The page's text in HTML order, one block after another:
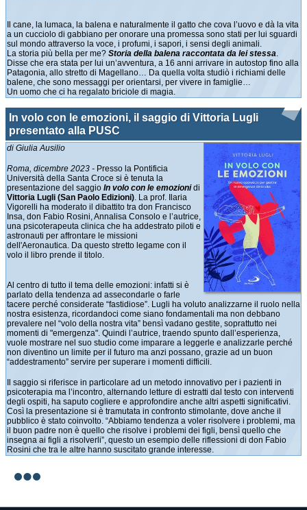
Il cane, la lumaca, la balena e naturalmente il gatto che cova l’uovo e dà la vita
a un cucciolo di gabbiano per onorare una promessa sono stati per lui sguardi
sul mondo attraverso la voce, i profumi, i sapori, i sensi degli animali.
La storia più bella per me? Storia della balena raccontata da lei stessa
Disse che era stata per lui un’avventura, a 16 anni arrivare in autostop fino alla
Patagonia, allo stretto di Magellano… Da quella volta studiò i richiami delle
balene, che sono messaggi per orientarsi, per vivere in famiglie…
Un uomo che ci ha regalato briciole di magia.
In volo con le emozioni, il saggio di Vittoria Lugli
presentato alla PUSC
di Giulia Ausilio
Roma, dicembre 2023 - Presso la Pontificia
Università della Santa Croce si è tenuta la
presentazione del saggio In volo con le emozionidi
Vittoria Lugli (San Paolo Edizioni) . La prof. Ilaria
Vigorelli ha moderato il dibattito tra don Francisco
Insa, don Fabio Rosini, Annalisa Consolo e l’autrice,
una psicoterapeuta clinica che ha addestrato piloti e
astronauti per affrontare le missioni
dell'Aeronautica. Da questo stretto legame con il
volo il libro prende il titolo.
Al centro di tutto il tema delle emozioni: infatti si è
parlato della tendenza ad assecondarle o farle
tacere perché considerate “fastidiose”. Lugli ha voluto analizzarne il ruolo nella
nostra esistenza, ricordandoci come siano fondamentali ma non debbano
prevalere nel “volo della nostra vita” bensì vadano gestite, soprattutto nei
momenti di "emergenza". Quindi l’autrice, traendo spunto dall’esperienza,
vuole mostrare nel suo studio come imparare a leggerle e analizzarle perché
non diventino un limite per il futuro ma anzi possano, grazie ad un buon
“addestramento” servire per superare i momenti difficili.
Il saggio si riferisce in particolare ad un metodo innovativo per i pazienti in
psicoterapia ma l’incontro, alternando letture di estratti dal testo con interventi
degli ospiti, ha saputo cogliere e approfondire anche altri aspetti significativi.
Così la presentazione si è tramutata in confronto stimolante, dove anche il
pubblico è stato coinvolto. “Abbiamo tendenza a voler risolvere i problemi, ma
il buon padre non è quello che risolve i problemi dei figli, bensì quello che
insegna ai figli a risolverli”, questo un esempio delle riflessioni di don Fabio
Rosini che tra le altre hanno suscitato grande interesse.